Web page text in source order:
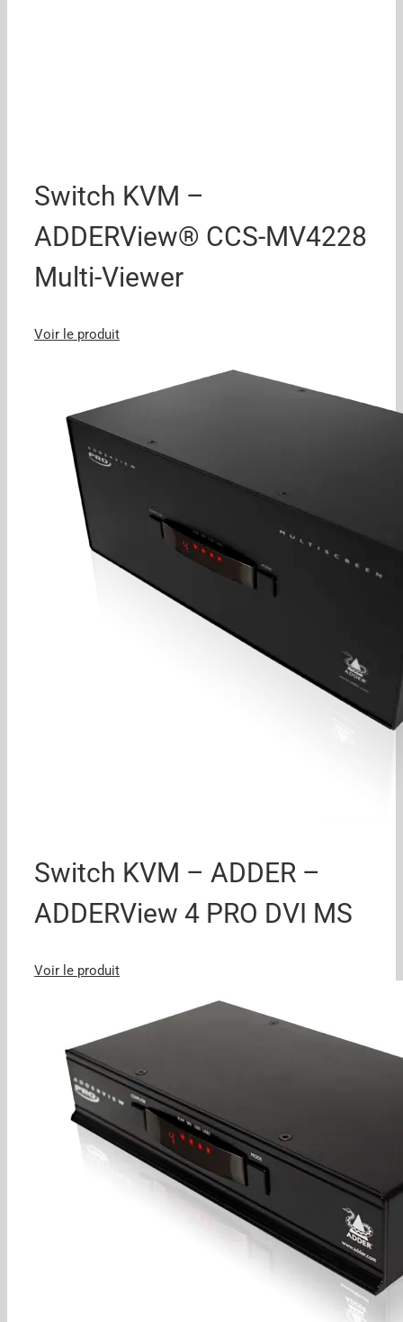
Switch KVM –
ADDERView® CCS-MV4228
Multi-Viewer
Voir le produit
Switch KVM – ADDER –
ADDERView 4 PRO DVI MS
Voir le produit